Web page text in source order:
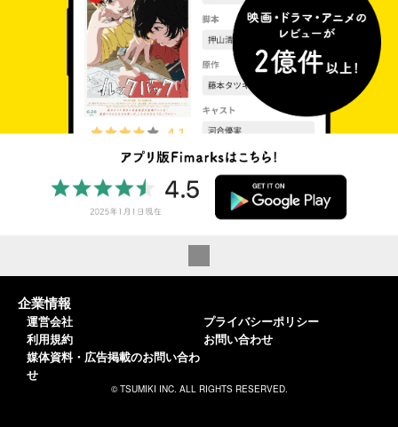
企業情報
運営会社
利用規約
媒体資料・広告掲載のお問い合わ
せ
プライバシーポリシー
お問い合わせ
© TSUMIKI INC. ALL RIGHTS RESERVED.